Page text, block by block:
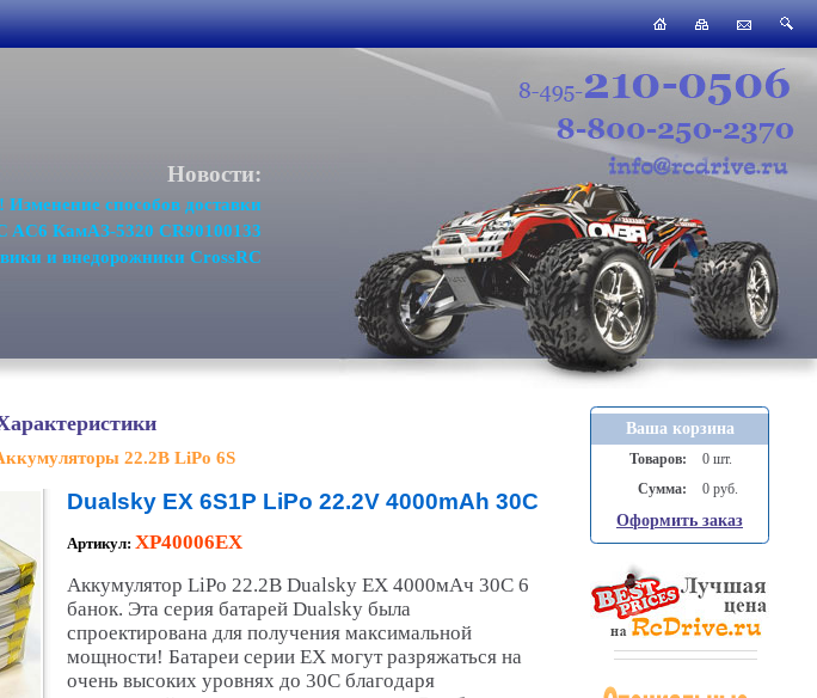
Новости:
способов доставки
КамАЗ-5320 CR90100133
и внедорожники CrossRC
22.2В LiPo 6S
Dualsky EX 6S1P LiPo 22.2V 4000mAh 30C
Артикул: XP40006EX
Аккумулятор LiPo 22.2В Dualsky EX 4000мАч 30C 6
банок. Эта серия батарей Dualsky была
спроектирована для получения максимальной
мощности! Батареи серии EX могут разряжаться на
очень высоких уровнях до 30С благодаря
Ваша корзина
Товаров:
0 шт.
Сумма:
0 руб.
Оформить заказ